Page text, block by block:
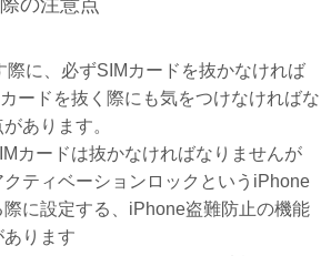
際に、必ずSIMカードを抜かなければ
ードを抜く際にも気をつけなければな
あります。
カードは抜かなければなりませんが
ティベーションロックというiPhone
に設定する、iPhone盗難防止の機能
ります